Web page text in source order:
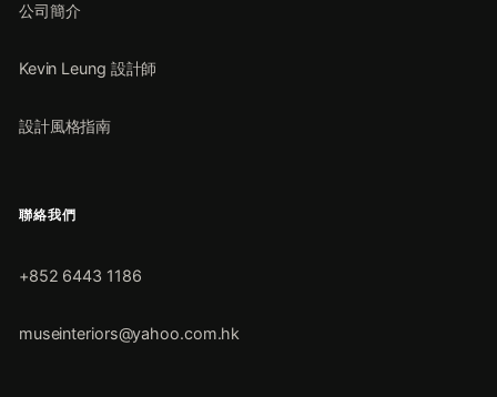
公司簡介
Kevin Leung 設計師
設計風格指南
聯絡我們
+852 6443 1186
museinteriors@yahoo.com.hk